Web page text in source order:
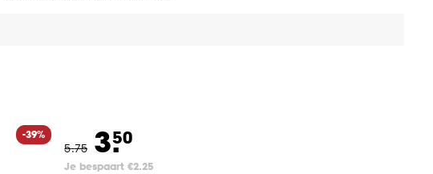
-39%
5.75 3.50
Je bespaart €2.25